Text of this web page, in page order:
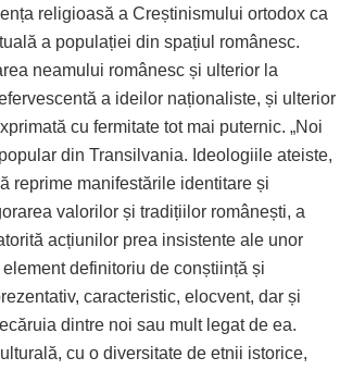
religioasă a Creștinismului ortodox ca
a populației din spațiul românesc.
neamului românesc și ulterior la
a ideilor naționaliste, și ulterior
cu fermitate tot mai puternic. „Noi
din Transilvania. Ideologiile ateiste,
reprime manifestările identitare și
valorilor și tradițiilor românești, a
acțiunilor prea insistente ale unor
definitoriu de conștiință și
caracteristic, elocvent, dar și
dintre noi sau mult legat de ea.
cu o diversitate de etnii istorice,